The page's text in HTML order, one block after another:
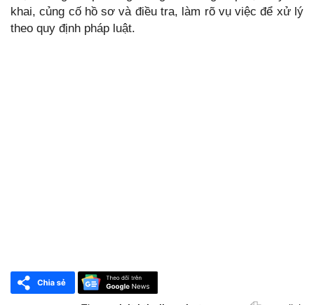
khai, củng cố hồ sơ và điều tra, làm rõ vụ việc để xử lý
theo quy định pháp luật.